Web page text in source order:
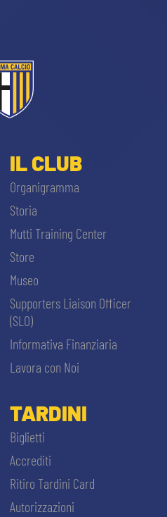
IL CLUB
Organigramma
Storia
Mutti Training Center
Store
Museo
Supporters Liaison Officer
(SLO)
Informativa Finanziaria
Lavora con Noi
TARDINI
Biglietti
Accrediti
Ritiro Tardini Card
Autorizzazioni
E SALVA